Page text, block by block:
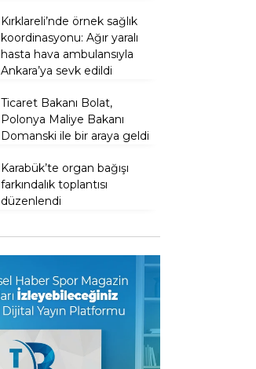
Kırklareli’nde örnek sağlık
koordinasyonu: Ağır yaralı
hasta hava ambulansıyla
Ankara’ya sevk edildi
Ticaret Bakanı Bolat,
Polonya Maliye Bakanı
Domanski ile bir araya geldi
Karabük’te organ bağışı
farkındalık toplantısı
düzenlendi